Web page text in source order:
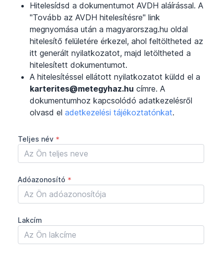
Hitelesídsd a dokumentumot AVDH aláírással. A
"Tovább az AVDH hitelesítésre" link
megnyomása után a magyarorszag.hu oldal
hitelesítő felületére érkezel, ahol feltöltheted az
itt generált nyilatkozatot, majd letöltheted a
hitelesített dokumentumot.
A hitelesítéssel ellátott nyilatkozatot küldd el a
karterites@metegyhaz.hu címre. A
dokumentumhoz kapcsolódó adatkezelésről
olvasd el adetkezelési tájékoztatónkat.
Teljes név *
Adóazonosító *
Lakcím